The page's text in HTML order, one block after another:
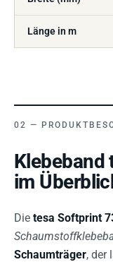
Länge in m
Klebeband
im
Die tesa Softprint
Schaumträger, der